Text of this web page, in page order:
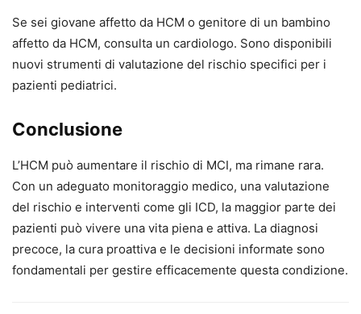
Se sei giovane affetto da HCM o genitore di un bambino
affetto da HCM, consulta un cardiologo. Sono disponibili
nuovi strumenti di valutazione del rischio specifici per i
pazienti pediatrici.
Conclusione
L’HCM può aumentare il rischio di MCI, ma rimane rara.
Con un adeguato monitoraggio medico, una valutazione
del rischio e interventi come gli ICD, la maggior parte dei
pazienti può vivere una vita piena e attiva. La diagnosi
precoce, la cura proattiva e le decisioni informate sono
fondamentali per gestire efficacemente questa condizione.